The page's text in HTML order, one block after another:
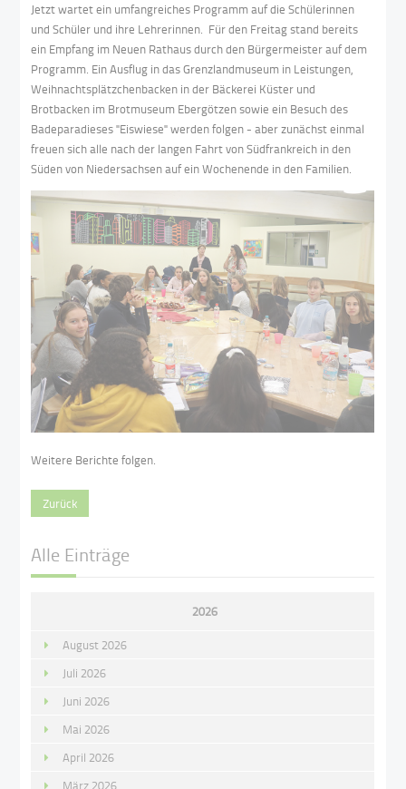
Jetzt wartet ein umfangreiches Programm auf die Schülerinnen
und Schüler und ihre Lehrerinnen. Für den Freitag stand bereits
ein Empfang im Neuen Rathaus durch den Bürgermeister auf dem
Programm. Ein Ausflug in das Grenzlandmuseum in Leistungen,
Weihnachtsplätzchenbacken in der Bäckerei Küster und
Brotbacken im Brotmuseum Ebergötzen sowie ein Besuch des
Badeparadieses "Eiswiese" werden folgen - aber zunächst einmal
freuen sich alle nach der langen Fahrt von Südfrankreich in den
Süden von Niedersachsen auf ein Wochenende in den Familien.
Weitere Berichte folgen.
Zurück
Alle Einträge
2026
August 2026
Juli 2026
Juni 2026
Mai 2026
April 2026
März 2026